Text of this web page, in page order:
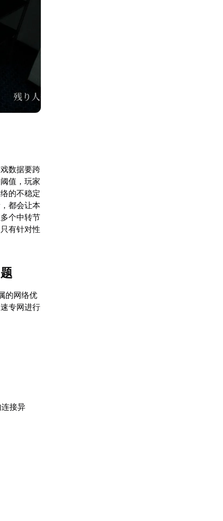
数据要跨
值，玩家
的不稳定
都会让本
个中转节
有针对性
的网络优
专网进行
接异